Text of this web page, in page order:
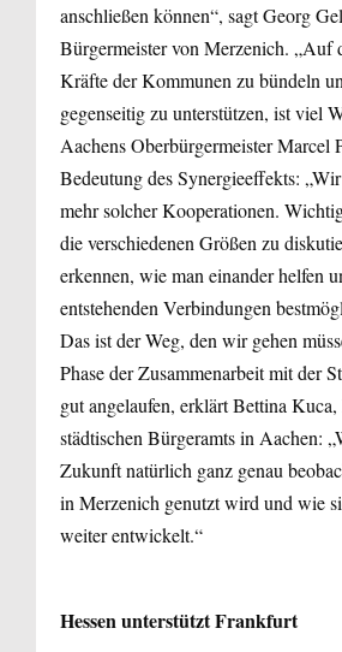
anschließen können“, sagt Georg
Bürgermeister von Merzenich. „Auf
Kräfte der Kommunen zu bündeln
gegenseitig zu unterstützen, ist viel
Aachens Oberbürgermeister Marcel
Bedeutung des Synergieeffekts:
mehr solcher Kooperationen.
die verschiedenen Größen zu
erkennen, wie man einander helfen
entstehenden Verbindungen
Das ist der Weg, den wir gehen
Phase der Zusammenarbeit mit der
gut angelaufen, erklärt Bettina
städtischen Bürgeramts in Aachen:
Zukunft natürlich ganz genau
in Merzenich genutzt wird und wie
weiter entwickelt.“
Hessen unterstützt Frankfurt